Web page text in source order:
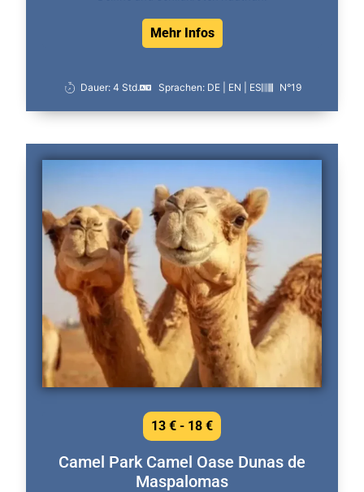
Mehr Infos
Dauer: 4 Std. Sprachen: DE | EN | ES N°19
Camel Park Camel Oase Dunas de
Maspalomas
13 € - 18 €